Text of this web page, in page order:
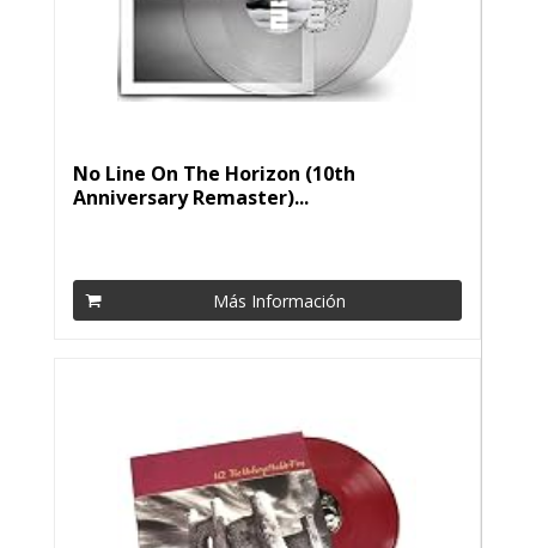
No Line On The Horizon (10th
Anniversary Remaster)...
Más Información